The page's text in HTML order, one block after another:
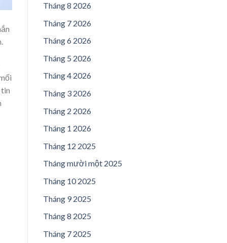
Tháng 8 2026
Tháng 7 2026
Tháng 6 2026
Tháng 5 2026
Tháng 4 2026
Tháng 3 2026
Tháng 2 2026
Tháng 1 2026
Tháng 12 2025
Tháng mười một 2025
Tháng 10 2025
Tháng 9 2025
Tháng 8 2025
Tháng 7 2025